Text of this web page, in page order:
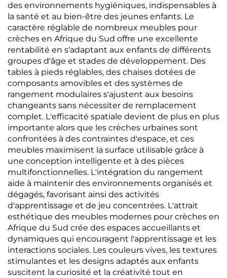
des environnements hygiéniques, indispensables à
la santé et au bien-être des jeunes enfants. Le
caractère réglable de nombreux meubles pour
crèches en Afrique du Sud offre une excellente
rentabilité en s'adaptant aux enfants de différents
groupes d'âge et stades de développement. Des
tables à pieds réglables, des chaises dotées de
composants amovibles et des systèmes de
rangement modulaires s'ajustent aux besoins
changeants sans nécessiter de remplacement
complet. L'efficacité spatiale devient de plus en plus
importante alors que les crèches urbaines sont
confrontées à des contraintes d'espace, et ces
meubles maximisent la surface utilisable grâce à
une conception intelligente et à des pièces
multifonctionnelles. L'intégration du rangement
aide à maintenir des environnements organisés et
dégagés, favorisant ainsi des activités
d'apprentissage et de jeu concentrées. L'attrait
esthétique des meubles modernes pour crèches en
Afrique du Sud crée des espaces accueillants et
dynamiques qui encouragent l'apprentissage et les
interactions sociales. Les couleurs vives, les textures
stimulantes et les designs adaptés aux enfants
suscitent la curiosité et la créativité tout en